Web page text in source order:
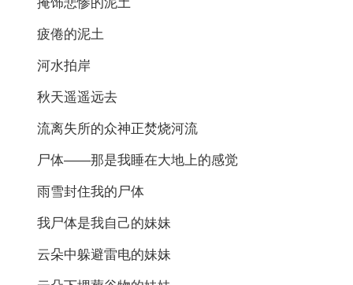
疲倦的泥土
河水拍岸
秋天遥遥远去
流离失所的众神正焚烧河流
尸体——那是我睡在大地上的感觉
雨雪封住我的尸体
我尸体是我自己的妹妹
云朵中躲避雷电的妹妹